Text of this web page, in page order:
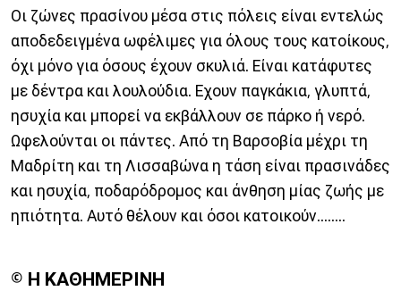
Οι ζώνες πρασίνου μέσα στις πόλεις είναι εντελώς
αποδεδειγμένα ωφέλιμες για όλους τους κατοίκους,
όχι μόνο για όσους έχουν σκυλιά. Είναι κατάφυτες
με δέντρα και λουλούδια. Εχουν παγκάκια, γλυπτά,
ησυχία και μπορεί να εκβάλλουν σε πάρκο ή νερό.
Ωφελούνται οι πάντες. Από τη Βαρσοβία μέχρι τη
Μαδρίτη και τη Λισσαβώνα η τάση είναι πρασινάδες
και ησυχία, ποδαρόδρομος και άνθηση μίας ζωής με
ηπιότητα. Αυτό θέλουν και όσοι κατοικούν........
© Η ΚΑΘΗΜΕΡΙΝΗ